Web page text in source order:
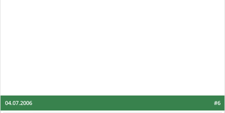
#6
04.07.2006